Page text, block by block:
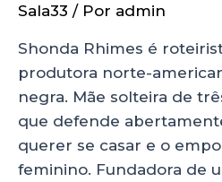
Sala33 / Por admin
Shonda Rhimes é
produtora norte-
negra. Mãe solteira de
que defende
querer se casar e o
feminino. Fundadora de